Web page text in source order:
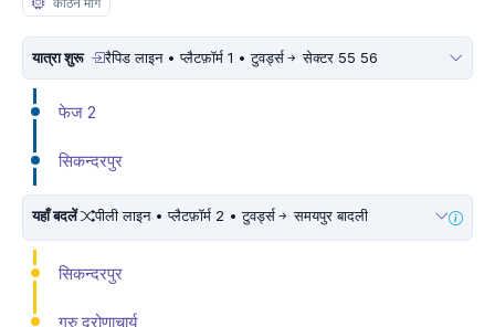
यात्रा शुरू रैपिड लाइन • प्लैटफ़ॉर्म 1 • टुवर्ड्स सेक्टर 55 56
फेज 2
सिकन्दरपुर
यहाँ बदलें पीली लाइन • प्लैटफ़ॉर्म 2 • टुवर्ड्स समयपुर बादली
सिकन्दरपुर
गुरु द्रोणाचार्य